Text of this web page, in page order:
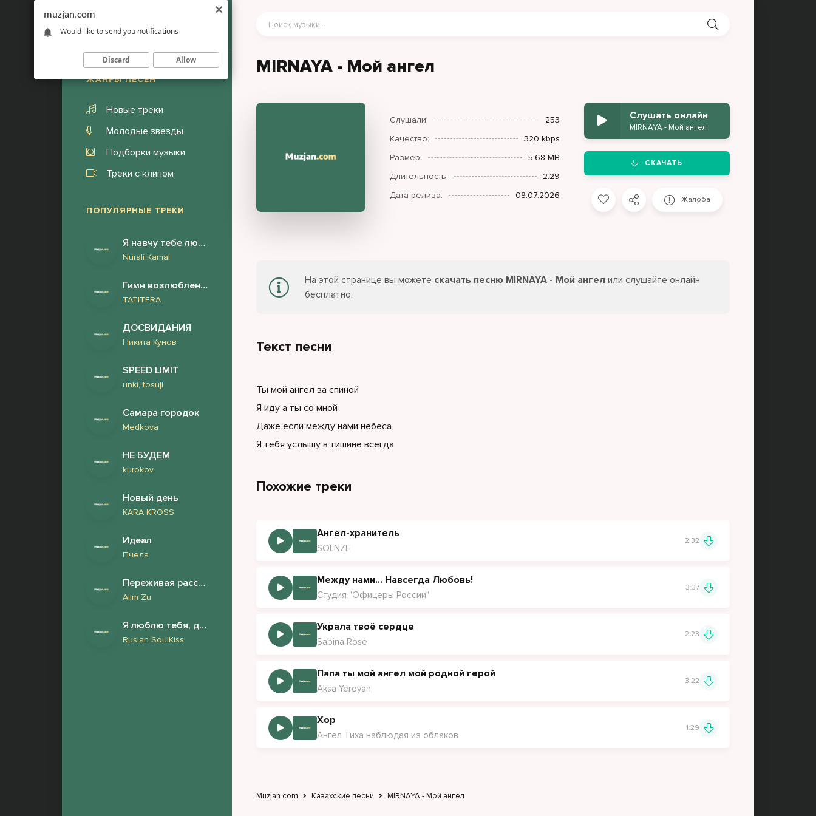
ЖАНРЫ ПЕСЕН
Новые треки
Молодые звезды
Подборки музыки
Треки с клипом
ПОПУЛЯРНЫЕ ТРЕКИ
Я навчу тебе любити (Українською)
Nurali Kamal
Гимн возлюбленному
TATITERA
ДОСВИДАНИЯ
Никита Кунов
SPEED LIMIT
unki, tosuji
Самара городок
Medkova
НЕ БУДЕМ
kurokov
Новый день
KARA KROSS
Идеал
Пчела
Переживая расставания
Alim Zu
Я люблю тебя, дорогая
Ruslan SoulKiss
MIRNAYA - Мой ангел
Слушали:
253
Качество:
320 kbps
Размер:
5.68 MB
Длительность:
2:29
Дата релиза:
08.07.2026
Слушать онлайн
MIRNAYA - Мой ангел
СКАЧАТЬ
Жалоба
На этой странице вы можете скачать песню MIRNAYA - Мой ангел или слушайте онлайн
бесплатно.
Текст песни
Ты мой ангел за спиной
Я иду а ты со мной
Даже если между нами небеса
Я тебя услышу в тишине всегда
Похожие треки
Ангел-хранитель
SOLNZE
2:32
Между нами... Навсегда Любовь!
Студия "Офицеры России"
3:37
Украла твоё сердце
Sabina Rose
2:23
Папа ты мой ангел мой родной герой
Aksa Yeroyan
3:22
Хор
Ангел Тиха наблюдая из облаков
1:29
Muzjan.com Казахские песни MIRNAYA - Мой ангел
muzjan.com
Would like to send you notifications
Discard Allow